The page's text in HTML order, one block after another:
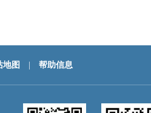
地图 帮助信息